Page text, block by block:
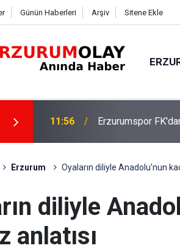
Günün Haberleri Arşiv Sitene Ekle
11:50
Programına Katıldı
Erzurum Oyaların diliyle Anadolu'nun
diliyle
anlatısı